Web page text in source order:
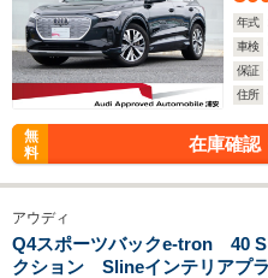
年式
車検
保証
住所
無
料
在庫確認
アウディ
Q4スポーツバックe-tron 40
クション Slineインテリアプ